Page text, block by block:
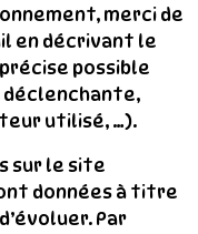
merci de
en décrivant le
possible
déclenchante,
utilisé, …).
sur le site
données à titre
Par